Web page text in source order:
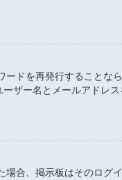
ドを再発行することな
ザー名とメールアドレ
合、掲示板はそのロ